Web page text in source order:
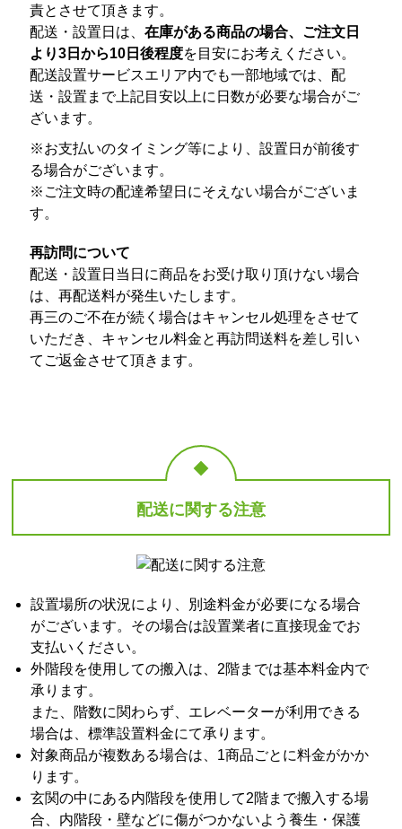
責とさせて頂きます。
配送・設置日は、在庫がある商品の場合、ご注文日
より3日から10日後程度を目安にお考えください。
配送設置サービスエリア内でも一部地域では、配
送・設置まで上記目安以上に日数が必要な場合がご
ざいます。
※お支払いのタイミング等により、設置日が前後す
る場合がございます。
※ご注文時の配達希望日にそえない場合がございま
す。
再訪問について
配送・設置日当日に商品をお受け取り頂けない場合
は、再配送料が発生いたします。
再三のご不在が続く場合はキャンセル処理をさせて
いただき、キャンセル料金と再訪問送料を差し引い
てご返金させて頂きます。
配送に関する注意
設置場所の状況により、別途料金が必要になる場合
がございます。その場合は設置業者に直接現金でお
支払いください。
外階段を使用しての搬入は、2階までは基本料金内で
承ります。
また、階数に関わらず、エレベーターが利用できる
場合は、標準設置料金にて承ります。
対象商品が複数ある場合は、1商品ごとに料金がかか
ります。
玄関の中にある内階段を使用して2階まで搬入する場
合、内階段・壁などに傷がつかないよう養生・保護